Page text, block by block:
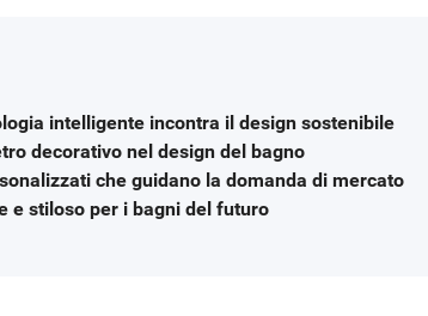
intelligente incontra il design sostenibile
decorativo nel design del bagno
che guidano la domanda di mercato
e stiloso per i bagni del futuro